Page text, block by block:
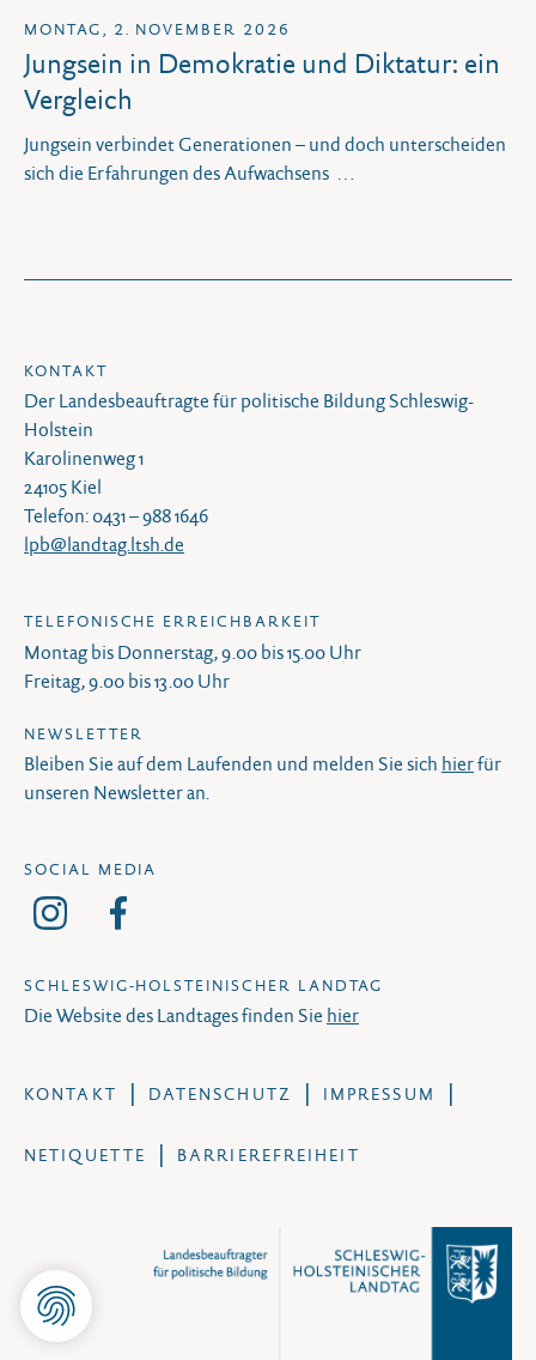
MONTAG, 2. NOVEMBER 2026
Jungsein in Demokratie und Diktatur: ein
Vergleich
Jungsein verbindet Generationen – und doch unterscheiden
sich die Erfahrungen des Aufwachsens
KONTAKT
Der Landesbeauftragte für politische Bildung Schleswig-
Holstein
Karolinenweg 1
24105 Kiel
Telefon: 0431 – 988 1646
lpb@landtag.ltsh.de
TELEFONISCHE ERREICHBARKEIT
Montag bis Donnerstag, 9.00 bis 15.00 Uhr
Freitag, 9.00 bis 13.00 Uhr
NEWSLETTER
Bleiben Sie auf dem Laufenden und melden Sie sich hierfür
unseren Newsletter an.
SOCIAL MEDIA
SCHLESWIG-HOLSTEINISCHER LANDTAG
Die Website des Landtages finden Sie hier
KONTAKT DATENSCHUTZ IMPRESSUM
NETIQUETTE BARRIEREFREIHEIT